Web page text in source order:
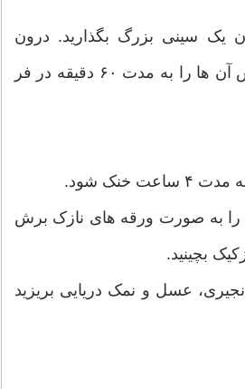
یک سینی بزرگ بگذارید. درون
سینی آب بریزید. سپس آن ها را به مدت ۶۰ دقیقه در فر
خنک شود.
را به صورت ورقه های نازک برش
بچینید.
عسل و نمک دریایی بریزید